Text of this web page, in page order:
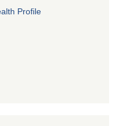
Profile